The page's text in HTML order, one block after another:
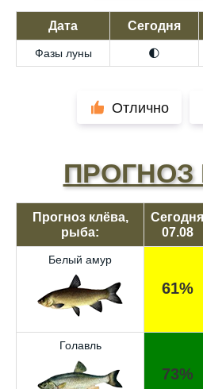
Дата Сегодня
Фазы луны 🌓
Отлично
ПРОГНОЗ
Прогноз клёва,
рыба:
Сегодня
07.08
Белый амур
61%
Голавль
73%